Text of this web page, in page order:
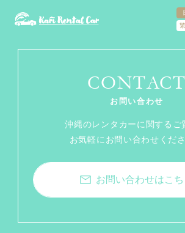
CONTACT
お問い合わせ
沖縄のレンタカーに関するご
お気軽にお問い合わせくださ
お問い合わせはこち